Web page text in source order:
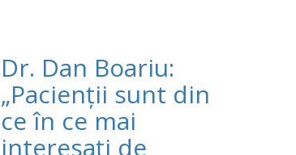
Dr. Dan Boariu:
„Pacienții sunt din
ce în ce mai
interesați de